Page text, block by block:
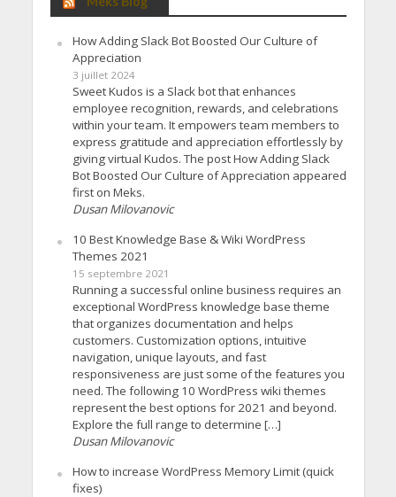
How Adding Slack Bot Boosted Our Culture of
Appreciation
3 juillet 2024
Sweet Kudos is a Slack bot that enhances
employee recognition, rewards, and celebrations
within your team. It empowers team members to
express gratitude and appreciation effortlessly by
giving virtual Kudos. The post How Adding Slack
Bot Boosted Our Culture of Appreciation appeared
first on Meks.
Dusan Milovanovic
10 Best Knowledge Base & Wiki WordPress
Themes 2021
15 septembre 2021
Running a successful online business requires an
exceptional WordPress knowledge base theme
that organizes documentation and helps
customers. Customization options, intuitive
navigation, unique layouts, and fast
responsiveness are just some of the features you
need. The following 10 WordPress wiki themes
represent the best options for 2021 and beyond.
Explore the full range to determine […]
Dusan Milovanovic
How to increase WordPress Memory Limit (quick
fixes)